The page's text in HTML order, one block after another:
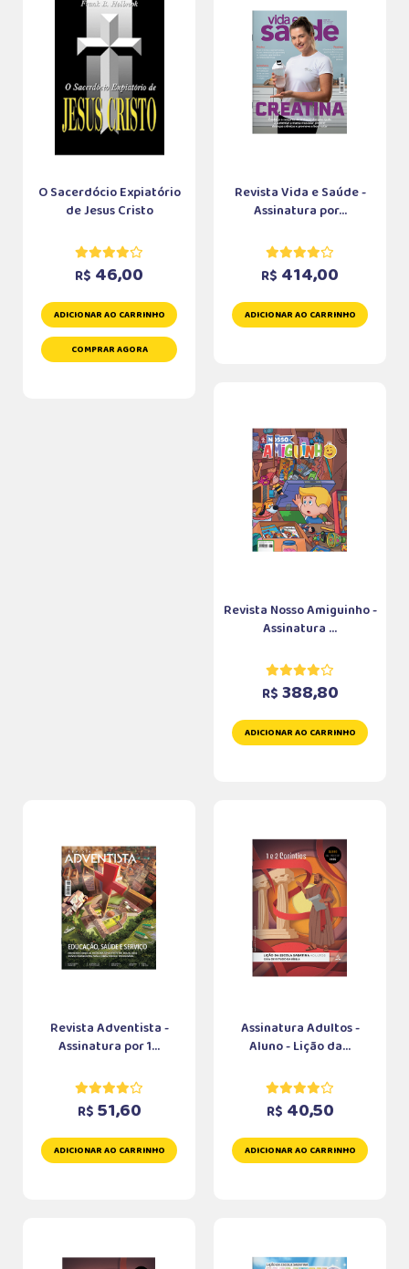
O Sacerdócio Expiatório
de Jesus Cristo
R$ 46,00
ADICIONAR AO CARRINHO
COMPRAR AGORA
Revista Vida e Saúde -
Assinatura por...
R$ 414,00
ADICIONAR AO CARRINHO
Revista Nosso Amiguinho -
Assinatura ...
R$ 388,80
ADICIONAR AO CARRINHO
Revista Adventista -
Assinatura por 1...
R$ 51,60
ADICIONAR AO CARRINHO
Assinatura Adultos -
Aluno - Lição da...
R$ 40,50
ADICIONAR AO CARRINHO